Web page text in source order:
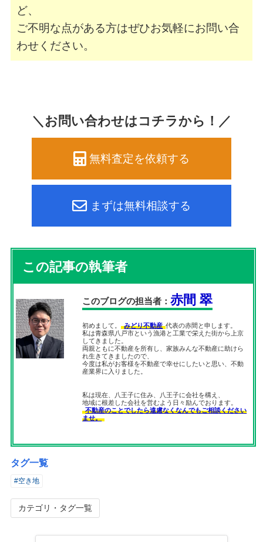
ど、
ご不明な点がある方はぜひお気軽にお問い合
わせください。
＼お問い合わせはコチラから！／
無料査定を依頼する
まずは無料相談する
この記事の執筆者
このブログの担当者：赤間 翠
初めまして。 みどり不動産 代表の赤間と申します。
私は青森県八戸市という漁港と工業で栄えた街から上京
してきました。
両親ともに不動産を所有し、家族みんな不動産に助けら
れ生きてきましたので、
今度は私がお客様を不動産で幸せにしたいと思い、不動
産業界に入りました。
私は現在、八王子に住み、八王子に会社を構え、
地域に根差した会社を営むよう日々励んでおります。
不動産のことでしたら遠慮なくなんでもご相談ください
ませ。
タグ一覧
#空き地
カテゴリ・タグ一覧